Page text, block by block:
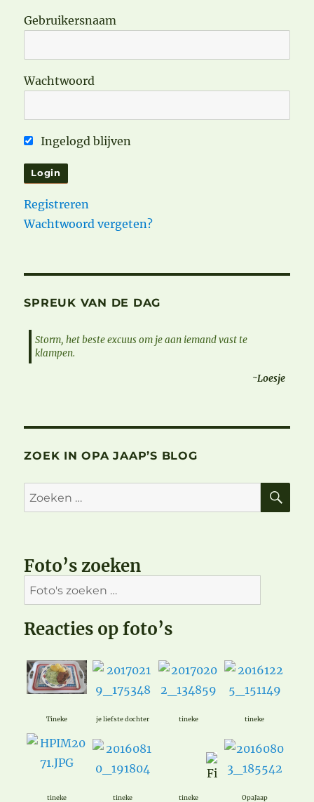
Gebruikersnaam
Wachtwoord
Ingelogd blijven
Registreren
Wachtwoord vergeten?
SPREUK VAN DE DAG
Storm, het beste excuus om je aan iemand vast te
klampen.
~Loesje
ZOEK IN OPA JAAP’S BLOG
Zoeken
naar:
Foto’s zoeken
Reacties op foto’s
Tineke je liefste dochter tineke tineke
tineke tineke tineke OpaJaap